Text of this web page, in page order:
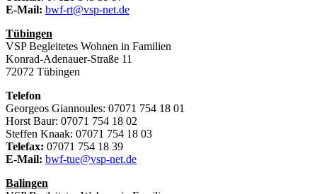
E-Mail: bwf-rt@vsp-net.de
Tübingen
VSP Begleitetes Wohnen in Familien
Konrad-Adenauer-Straße 11
72072 Tübingen
Telefon
Georgeos Giannoules: 07071 754 18 01
Horst Baur: 07071 754 18 02
Steffen Knaak: 07071 754 18 03
Telefax: 07071 754 18 39
E-Mail: bwf-tue@vsp-net.de
Balingen